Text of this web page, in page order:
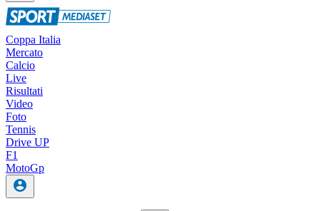
Coppa Italia
Mercato
Calcio
Live
Risultati
Video
Foto
Tennis
Drive UP
F1
MotoGp